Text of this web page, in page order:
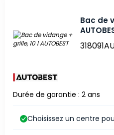
Bac de
Durée de garantie : 2 ans
Choisissez un centre